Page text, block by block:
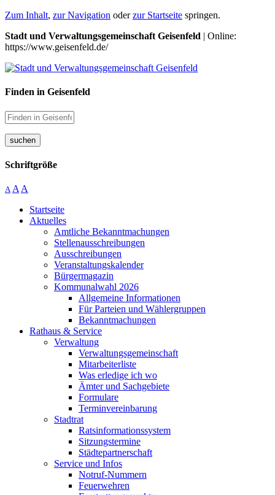
Zum Inhalt, zur Navigation oderzur Startseite springen.
Stadt und Verwaltungsgemeinschaft Geisenfeld | Online:
https://www.geisenfeld.de/
Finden in Geisenfeld
suchen
Schriftgröße
A A A
Startseite
Aktuelles
Amtliche Bekanntmachungen
Stellenausschreibungen
Ausschreibungen
Veranstaltungskalender
Bürgermagazin
Kommunalwahl 2026
Allgemeine Informationen
Für Parteien und Wählergruppen
Bekanntmachungen
Rathaus & Service
Verwaltung
Verwaltungsgemeinschaft
Mitarbeiterliste
Was erledige ich wo
Ämter und Sachgebiete
Formulare
Terminvereinbarung
Stadtrat
Ratsinformationssystem
Sitzungstermine
Städtepartnerschaft
Service und Infos
Notruf-Nummern
Feuerwehren